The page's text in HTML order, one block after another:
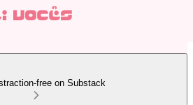
free on Substack